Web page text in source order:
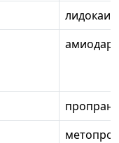
лидокаин